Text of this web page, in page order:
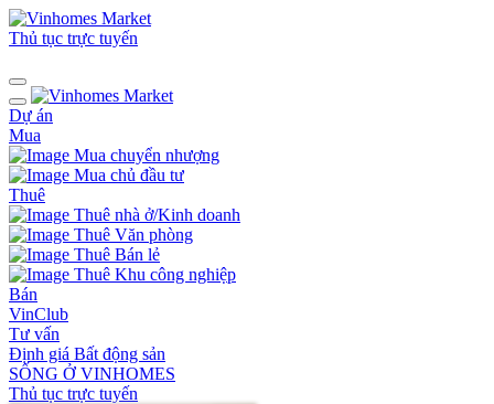
Thủ tục trực tuyến
Dự án
Mua
Mua chuyển nhượng
Mua chủ đầu tư
Thuê
Thuê nhà ở/Kinh doanh
Thuê Văn phòng
Thuê Bán lẻ
Thuê Khu công nghiệp
Bán
VinClub
Tư vấn
Định giá Bất động sản
SỐNG Ở VINHOMES
Thủ tục trực tuyến